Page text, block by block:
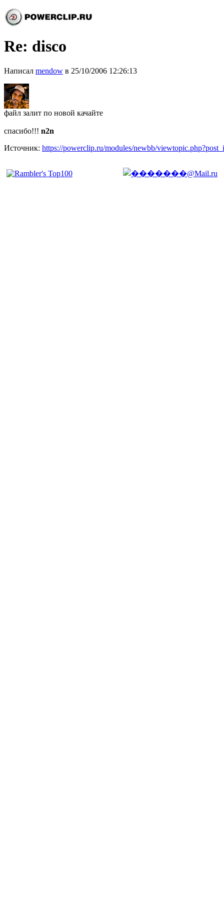
Re: disco
Написал mendow в 25/10/2006 12:26:13
файл залит по новой качайте
спасибо!!! n2n
Источник: https://powerclip.ru/modules/newbb/